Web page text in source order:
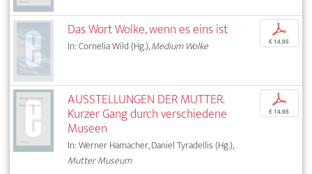
Das Wort Wolke, wenn es eins ist
In: Cornelia Wild (Hg.),Medium Wolke
p
€ 14,95
AUSSTELLUNGEN DER MUTTER.
Kurzer Gang durch verschiedene
Museen
In: Werner Hamacher, Daniel Tyradellis (Hg.),
Mutter Museum
p
€ 14,95